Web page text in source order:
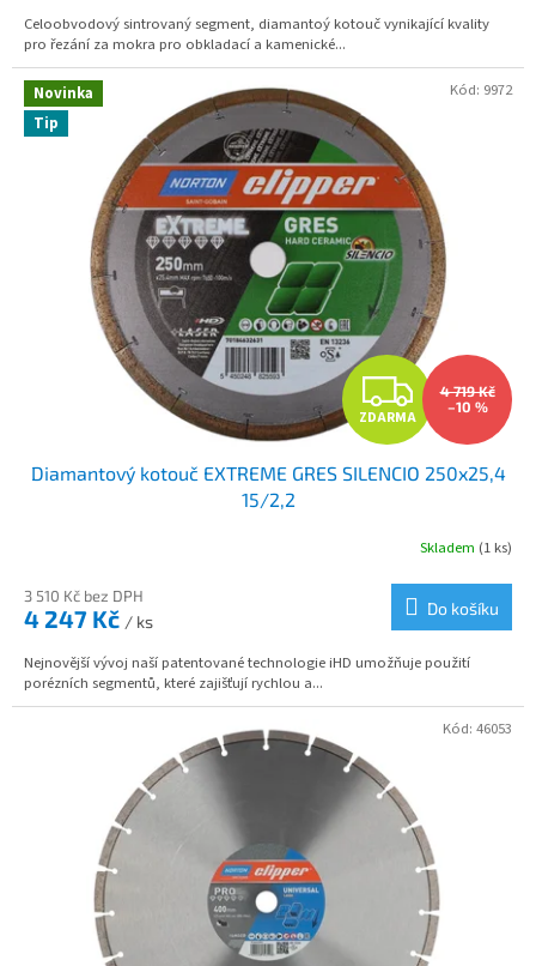
Celoobvodový sintrovaný segment, diamantoý kotouč vynikající kvality
pro řezání za mokra pro obkladací a kamenické...
Novinka
Tip
Z
D
A
R
M
A
ZDARMA
4 719 Kč
–10 %
Diamantový kotouč EXTREME GRES SILENCIO 250x25,4
15/2,2
Skladem (1 ks)
3 510 Kč bez DPH
4 247 Kč / ks
Do košíku
Nejnovější vývoj naší patentované technologie iHD umožňuje použití
porézních segmentů, které zajišťují rychlou a...
Kód: 9972
Kód: 46053